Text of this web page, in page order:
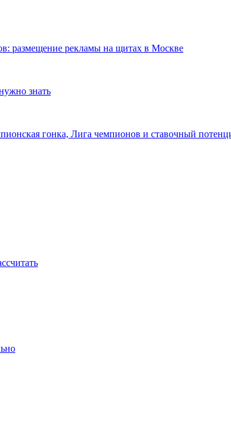
размещение рекламы на щитах в Москве
знать
гонка, Лига чемпионов и ставочный